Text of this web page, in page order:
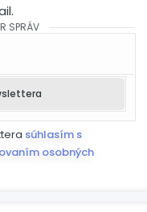
SPRÁV
súhlasím s
osobných